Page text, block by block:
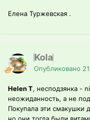
Елена Туржевская .
Kola
Опубликовано
Helen T, несподзянка -
неожиданность, а не
Покупала эти смакушки